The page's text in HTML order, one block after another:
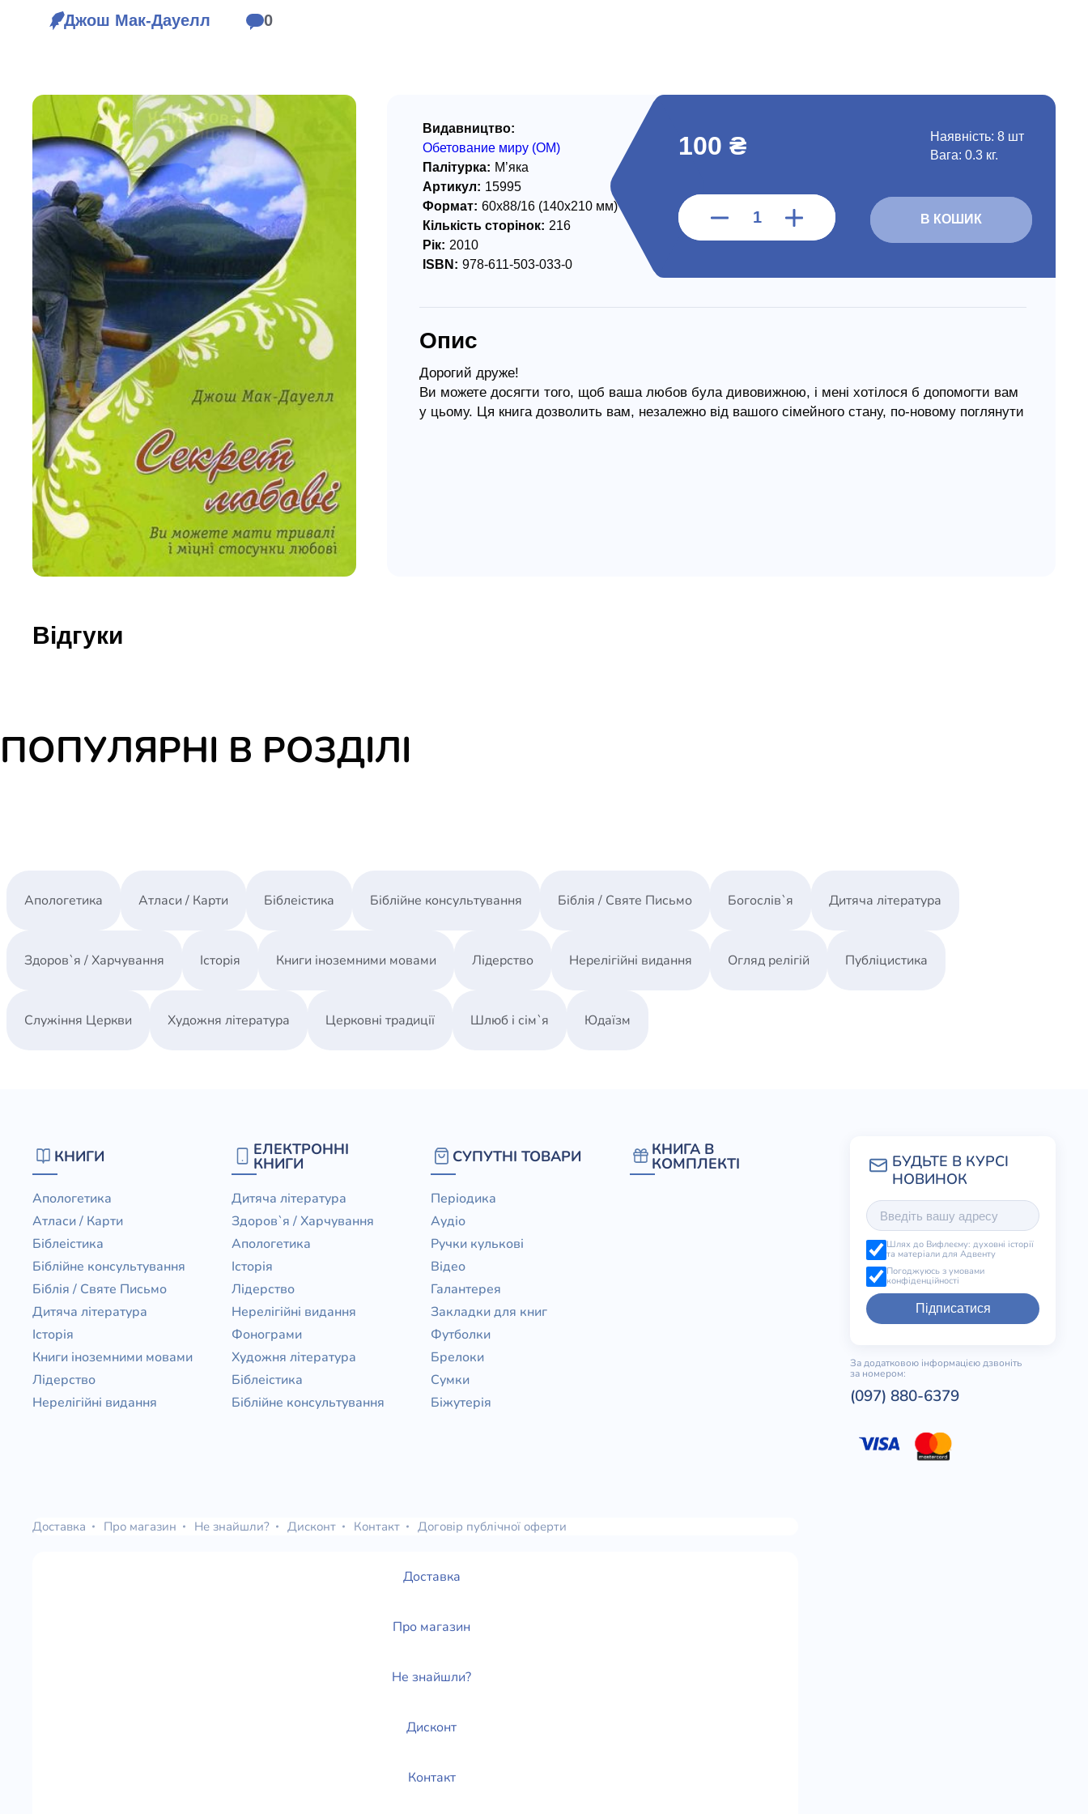
Свіжі надходження, актуальна
література та нові автори на нашій
полиці.
Книги іноземними мовами
Нерелігійні видання
Шлюб і сім`я
Здоров`я / Харчування
Юдаїзм
Огляд релігій
Джош Мак-Дауелл 0
100 ₴ Наявність: 8 шт
Вага: 0.3 кг.
В КОШИК
Видавництво:
Обетование миру (ОМ)
Палітурка: М’яка
Артикул: 15995
Формат: 60х88/16 (140х210 мм)
Кількість сторінок: 216
Рік: 2010
ISBN: 978-611-503-033-0
Опис
Дорогий друже!
Ви можете досягти того, щоб ваша любов була дивовижною, і мені хотілося б допомогти вам
у цьому. Ця книга дозволить вам, незалежно від вашого сімейного стану, по-новому поглянути
Відгуки
ПОПУЛЯРНІ В РОЗДІЛІ
Апологетика Атласи / Карти Біблеістика Біблійне консультування Біблія / Святе Письмо Богослів`я Дитяча література
Здоров`я / Харчування Історія Книги іноземними мовами Лідерство Нерелігійні видання Огляд релігій Публіцистика
Служіння Церкви Художня література Церковні традиції Шлюб і сім`я Юдаїзм
КНИГИ
Апологетика
Атласи / Карти
Біблеістика
Біблійне консультування
Біблія / Святе Письмо
Дитяча література
Історія
Книги іноземними мовами
Лідерство
Нерелігійні видання
ЕЛЕКТРОННІ
КНИГИ
Дитяча література
Здоров`я / Харчування
Апологетика
Історія
Лідерство
Нерелігійні видання
Фонограми
Художня література
Біблеістика
Біблійне консультування
СУПУТНІ ТОВАРИ
Періодика
Аудіо
Ручки кулькові
Відео
Галантерея
Закладки для книг
Футболки
Брелоки
Сумки
Біжутерія
КНИГА В
КОМПЛЕКТІ
Шлях до Вифлеєму: духовні історії
та матеріали для Адвенту
Погоджуюсь з умовами
конфіденційності
Підписатися
За додатковою інформацією дзвоніть
за номером:
(097) 880-6379
Доставка Про магазин Не знайшли? Дисконт Контакт Договір публічної оферти
Доставка
Про магазин
Не знайшли?
Дисконт
Контакт